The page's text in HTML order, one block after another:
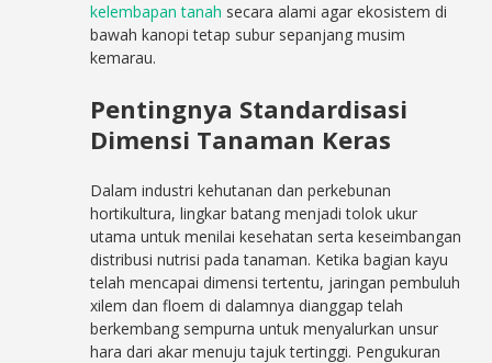
kelembapan tanah secara alami agar ekosistem di
bawah kanopi tetap subur sepanjang musim
kemarau.
Pentingnya Standardisasi
Dimensi Tanaman Keras
Dalam industri kehutanan dan perkebunan
hortikultura, lingkar batang menjadi tolok ukur
utama untuk menilai kesehatan serta keseimbangan
distribusi nutrisi pada tanaman. Ketika bagian kayu
telah mencapai dimensi tertentu, jaringan pembuluh
xilem dan floem di dalamnya dianggap telah
berkembang sempurna untuk menyalurkan unsur
hara dari akar menuju tajuk tertinggi. Pengukuran